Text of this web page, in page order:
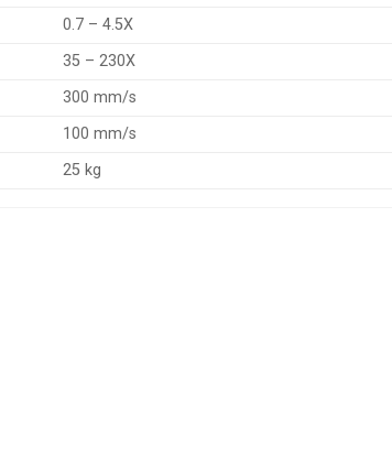
0.7 – 4.5X
35 – 230X
300 mm/s
100 mm/s
25 kg